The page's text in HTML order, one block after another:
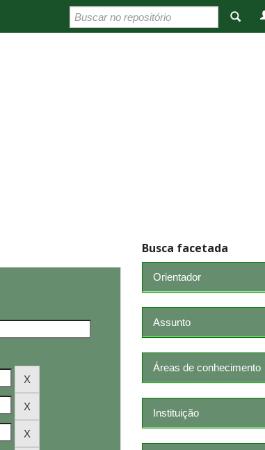
Busca facetada
Orientador
Assunto
Áreas de conhecimento
Instituição